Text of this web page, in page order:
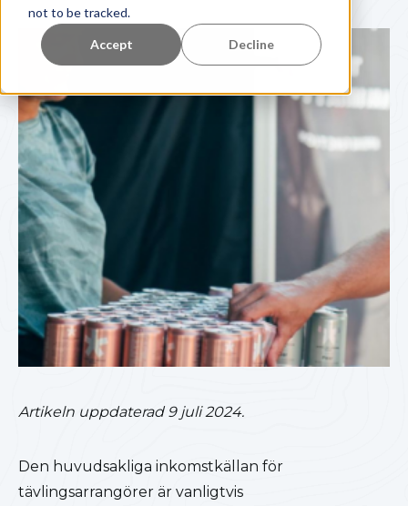
not to be tracked.
Accept Decline
Artikeln uppdaterad 9 juli 2024.
Den huvudsakliga inkomstkällan för
tävlingsarrangörer är vanligtvis